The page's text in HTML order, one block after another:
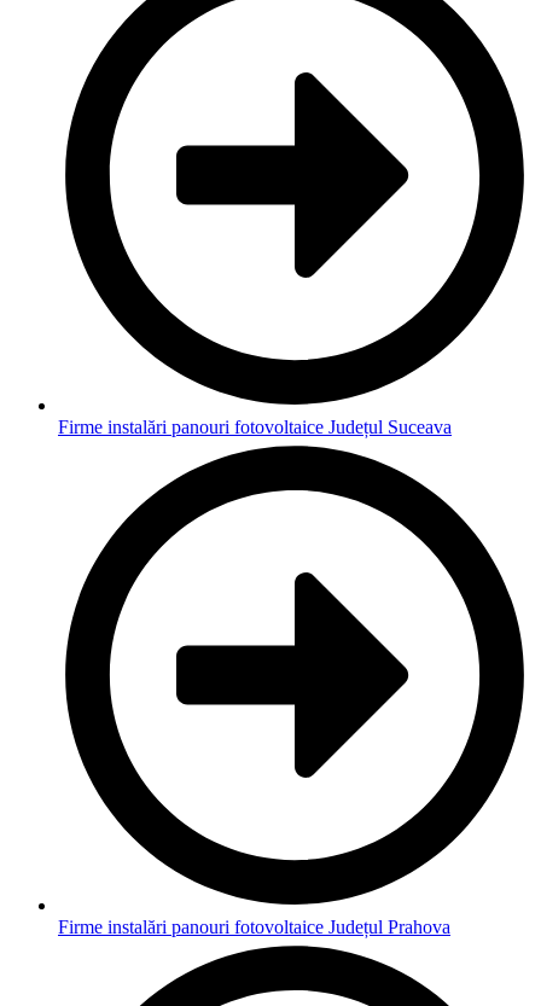
Firme instalări panouri fotovoltaice Județul Suceava
Firme instalări panouri fotovoltaice Județul Prahova